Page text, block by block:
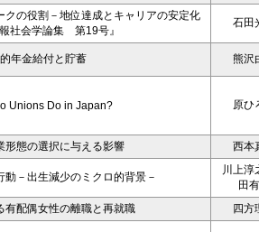
クの役割－地位達成とキャリアの安定化
社会学論集 第19号』
石田
年金給付と貯蓄 熊沢
Unions Do in Japan? 原ひ
形態の選択に与える影響 西本
動－出生減少のミクロ的背景－
川上淳
田
有配偶女性の離職と再就職
四方